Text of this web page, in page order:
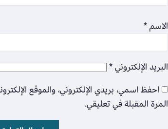
الاسم*
البريد الإلكتروني*
احفظ اسمي، بريدي الإلكتروني، والموقع
المرة المقبلة في تعليقي.